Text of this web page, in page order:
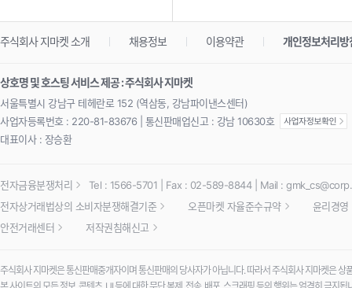
주식회사 지마켓 소개 채용정보 이용약관 개인정보처리방
상호명 및 호스팅 서비스 제공 : 주식회사 지마켓
서울특별시 강남구 테헤란로 152 (역삼동, 강남파이낸스센터)
사업자등록번호 : 220-81-83676 | 통신판매업신고 : 강남 10630호
대표이사 : 장승환
전자금융분쟁처리 Tel : 1566-5701 | Fax : 02-589-8844 | Mail :
전자상거래법상의 소비자분쟁해결기준
오픈마켓 자율준수규약
윤리경영
안전거래센터
저작권침해신고
주식회사 지마켓은 통신판매중개자이며 통신판매의 당사자가 아닙니다. 따라서 주식회사 지마켓은 상